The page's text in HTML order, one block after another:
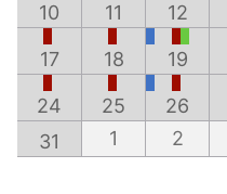
10 11 12
17 18 19
24 25 26
31
1 2